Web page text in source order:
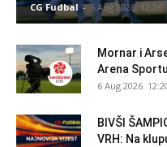
CG Fudbal - 6 Aug 2026. 12:26
Mornar i
Arena Sportu
6 Aug 2026.
BIVŠI
VRH: Na